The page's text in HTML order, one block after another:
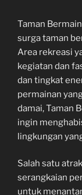
Taman
surga taman
Area rekreasi
kegiatan dan
dan tingkat
permainan
damai, Taman
ingin
lingkungan
Salah satu
serangkaian
untuk